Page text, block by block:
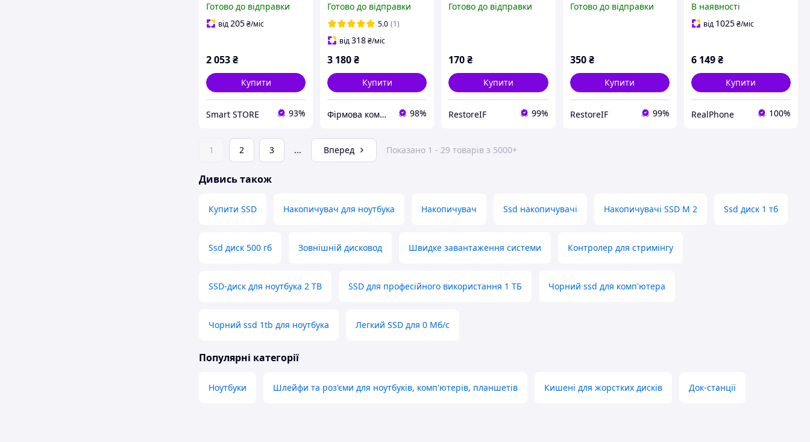
2.5" диск 120ГБ SSD для
ноутбука та ПК
Готово до відправки
від205₴/міс
2 053₴
Купити
Smart STORE 93%
ноутбука
твердотільний
накопичувач SSD 512
ГБ
Готово до відправки
5.0 (1)
від318₴/міс
3 180₴
Купити
Фірмова комп'ютерна техніка з Європи 98%
3581 3582 3583 5570
Готово до відправки
170₴
Купити
RestoreIF 99%
A515-43 AM2ME000500
Готово до відправки
350 ₴
Купити
RestoreIF 99%
77E250BW ) SATA 2.5"
диск 240ГБ SSD для
В наявності
від 1025₴/міс
6 149₴
Купити
RealPhone 100%
1 2 3 ... Вперед Показано 1 - 29 товарів з 5000+
Дивись також
Купити SSD Накопичувач для ноутбука Накопичувач Ssd накопичувачі Накопичувачі SSD M 2 Ssd диск 1 тб
Ssd диск 500 гб Зовнішній дисковод Швидке завантаження системи Контролер для стримінгу
SSD-диск для ноутбука 2 TB SSD для професійного використання 1 ТБ Чорний ssd для комп'ютера
Чорний ssd 1tb для ноутбука Легкий SSD для 0 Мб/с
Популярні категорії
Ноутбуки Шлейфи та роз'єми для ноутбуків, комп'ютерів, планшетів Кишені для жорстких дисків Док-станції